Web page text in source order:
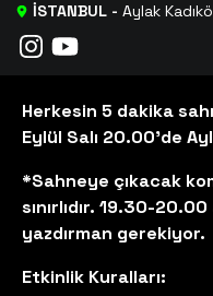
İSTANBUL- Aylak
Herkesin 5 dakika
Eylül Salı 20.00’de
*Sahneye çıkacak
sınırlıdır. 19.30-
yazdırman gerekiyor.
Etkinlik Kuralları: